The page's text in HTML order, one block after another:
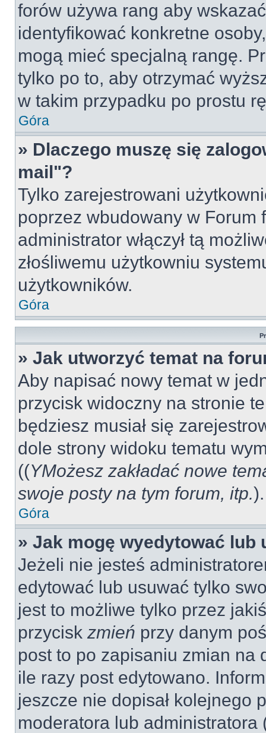
forów używa rang aby
identyfikować konkretne
mogą mieć specjalną rangę.
tylko po to, aby otrzymać
w takim przypadku po prostu
Góra
» Dlaczego muszę się
mail"?
Tylko zarejestrowani
poprzez wbudowany w Forum
administrator włączył tą
złośliwemu użytkowniu
użytkowników.
Góra
» Jak utworzyć temat na
Aby napisać nowy temat w
przycisk widoczny na stronie
będziesz musiał się
dole strony widoku tematu
((YMożesz zakładać nowe
swoje posty na tym forum, itp.).
Góra
» Jak mogę wyedytować lub
Jeżeli nie jesteś
edytować lub usuwać tylko
jest to możliwe tylko przez
przycisk zmień przy danym
post to po zapisaniu zmian na
ile razy post edytowano.
jeszcze nie dopisał kolejnego
moderatora lub